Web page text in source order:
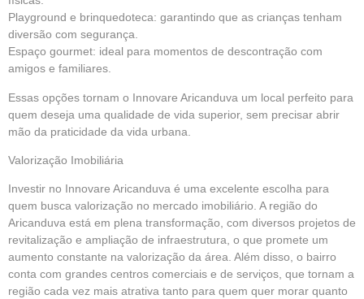
Playground e brinquedoteca: garantindo que as crianças tenham
diversão com segurança.
Espaço gourmet: ideal para momentos de descontração com
amigos e familiares.
Essas opções tornam o Innovare Aricanduva um local perfeito para
quem deseja uma qualidade de vida superior, sem precisar abrir
mão da praticidade da vida urbana.
Valorização Imobiliária
Investir no Innovare Aricanduva é uma excelente escolha para
quem busca valorização no mercado imobiliário. A região do
Aricanduva está em plena transformação, com diversos projetos de
revitalização e ampliação de infraestrutura, o que promete um
aumento constante na valorização da área. Além disso, o bairro
conta com grandes centros comerciais e de serviços, que tornam a
região cada vez mais atrativa tanto para quem quer morar quanto